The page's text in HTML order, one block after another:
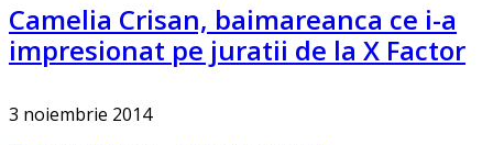
Camelia Crisan, baimareanca ce i-a
impresionat pe juratii de la X Factor
3 noiembrie 2014